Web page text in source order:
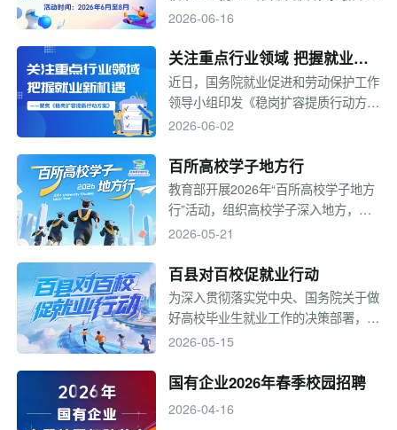
些实实在在的机会？
生离校前后促就业工作关键期，全力促
—8月在全国范围内开展2026届高校毕
业生就业“百日冲刺”行动。
2026-06-16
关注重点行业领域 把握就业新
机遇——聚焦《稳岗扩容提质行
动方案》
近日，国务院就业促进和劳动保护工作
领导小组印发《稳岗扩容提质行动方
案》，要求完善政策扶持、优化服务支
与稳就业有机结合，通过稳用工、挖潜
力、提质量等针对性强的举措，加强产
业和就业协同，推出18项具体措施促
2026-06-02
百所高校学子地方行
教育部开展2026年“百所高校学子地方
行”活动，组织高校学子深入地方，开
展人才对接、技术交流、文化体验等多
配、拓宽就业渠道，推动科技成果对
接，增进国情了解与地方认同，构建校
地校企合作机制，引导高校毕业生了解
2026-05-21
百县对百校促就业行动
为深入贯彻落实党中央、国务院关于做
好高校毕业生就业工作的决策部署，汇
聚经济百强县域内用人单位的优质岗位
决定开展“百县对百校促就业行动”，支
聘，切实实现供需精准匹配。
2026-05-15
国有企业2026年春季校园招聘
2026-04-16